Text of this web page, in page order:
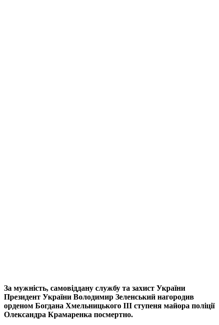
За мужність, самовіддану службу та захист України
Президент України Володимир Зеленський нагородив
орденом Богдана Хмельницького ІІІ ступеня майора поліції
Олександра Крамаренка посмертно.